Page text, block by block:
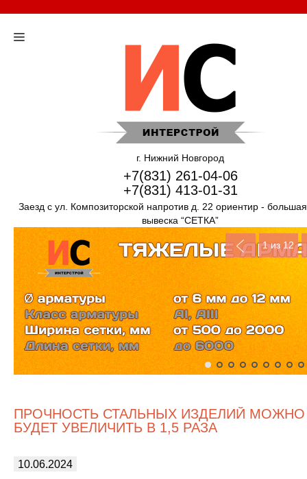
г. Нижний Новгород
+7(831) 261-04-06
+7(831) 413-01-31
Заезд с ул. Композиторской напротив д. 22 ориентир -
вывеска “СЕТКА”
1из 12
ПРОЧНОСТЬ СТАЛЬНЫХ ИЗДЕЛИЙ МОЖНО
БУДЕТ УВЕЛИЧИТЬ В 1,5 РАЗА
10.06.2024